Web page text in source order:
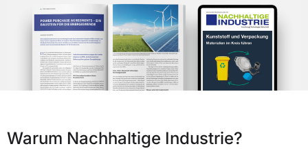
Warum Nachhaltige Industrie?